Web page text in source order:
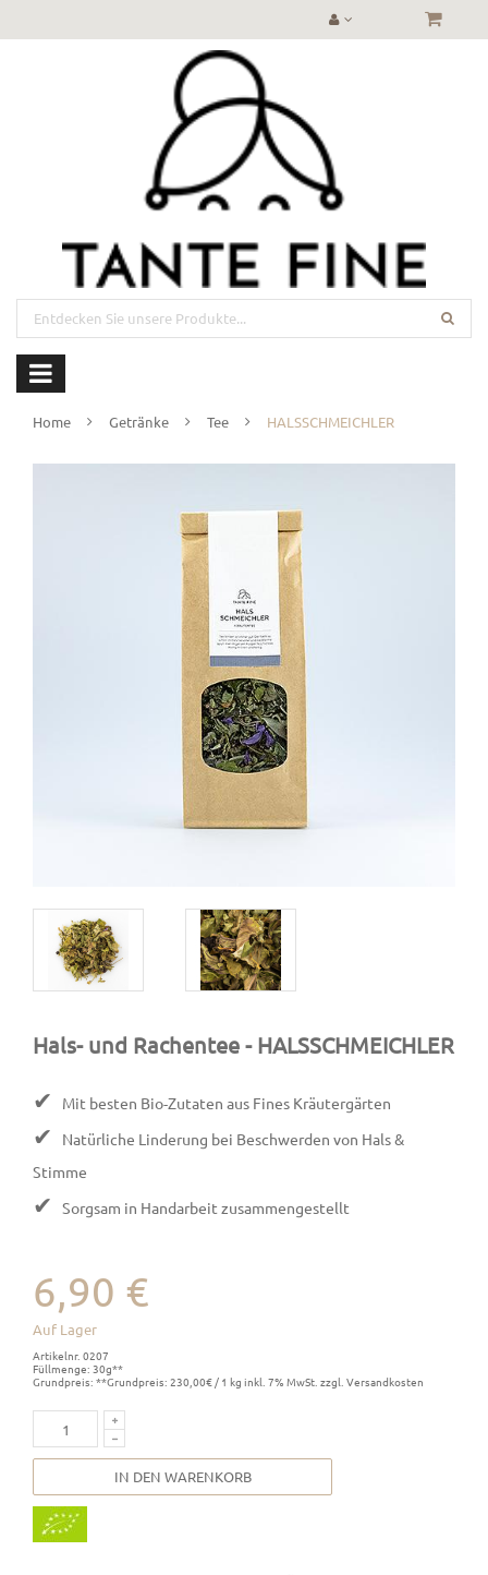
Home Getränke Tee HALSSCHMEICHLER
Hals- und Rachentee - HALSSCHMEICHLER
✔ Mit besten Bio-Zutaten aus Fines Kräutergärten
✔
Natürliche Linderung bei Beschwerden von Hals &
Stimme
✔ Sorgsam in Handarbeit zusammengestellt
6,90 €
Auf Lager
Artikelnr. 0207
Füllmenge: 30g**
Grundpreis: **Grundpreis: 230,00€ / 1 kg inkl. 7% MwSt. zzgl. Versandkosten
IN DEN WARENKORB